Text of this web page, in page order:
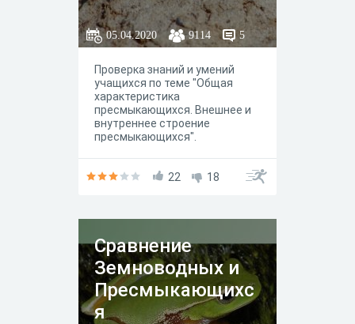
я. Общая
характеристика»
05.04.2020 9114 5
Проверка знаний и умений
учащихся по теме "Общая
характеристика
пресмыкающихся. Внешнее и
внутреннее строение
пресмыкающихся".
22 18
Сравнение
Земноводных и
Пресмыкающихс
я